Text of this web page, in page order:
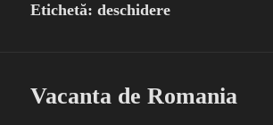
Etichetă:deschidere
Vacanta de Romania